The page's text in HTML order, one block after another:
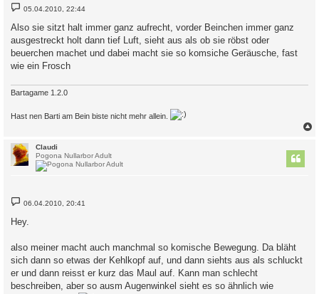
B
e
t
r
g
05.04.2010, 22:44
Also sie sitzt halt immer ganz aufrecht, vorder Beinchen immer ganz
ausgestreckt holt dann tief Luft, sieht aus als ob sie röbst oder
beuerchen machet und dabei macht sie so komsiche Geräusche, fast
wie ein Frosch
Bartagame 1.2.0
Hast nen Barti am Bein biste nicht mehr allein.
Claudi
Pogona Nullarbor Adult
B
e
t
g
06.04.2010, 20:41
Hey.
also meiner macht auch manchmal so komische Bewegung. Da bläht
sich dann so etwas der Kehlkopf auf, und dann siehts aus als schluckt
er und dann reisst er kurz das Maul auf. Kann man schlecht
beschreiben, aber so ausm Augenwinkel sieht es so ähnlich wie